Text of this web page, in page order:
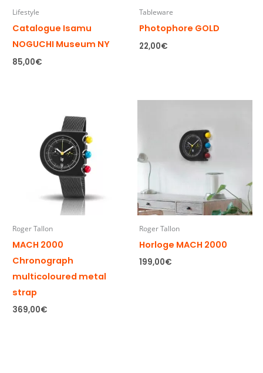
Lifestyle
Catalogue Isamu
NOGUCHI Museum NY
85,00€
Tableware
Photophore GOLD
22,00€
Roger Tallon
MACH 2000
Chronograph
multicoloured metal
strap
369,00€
Roger Tallon
Horloge MACH 2000
199,00€